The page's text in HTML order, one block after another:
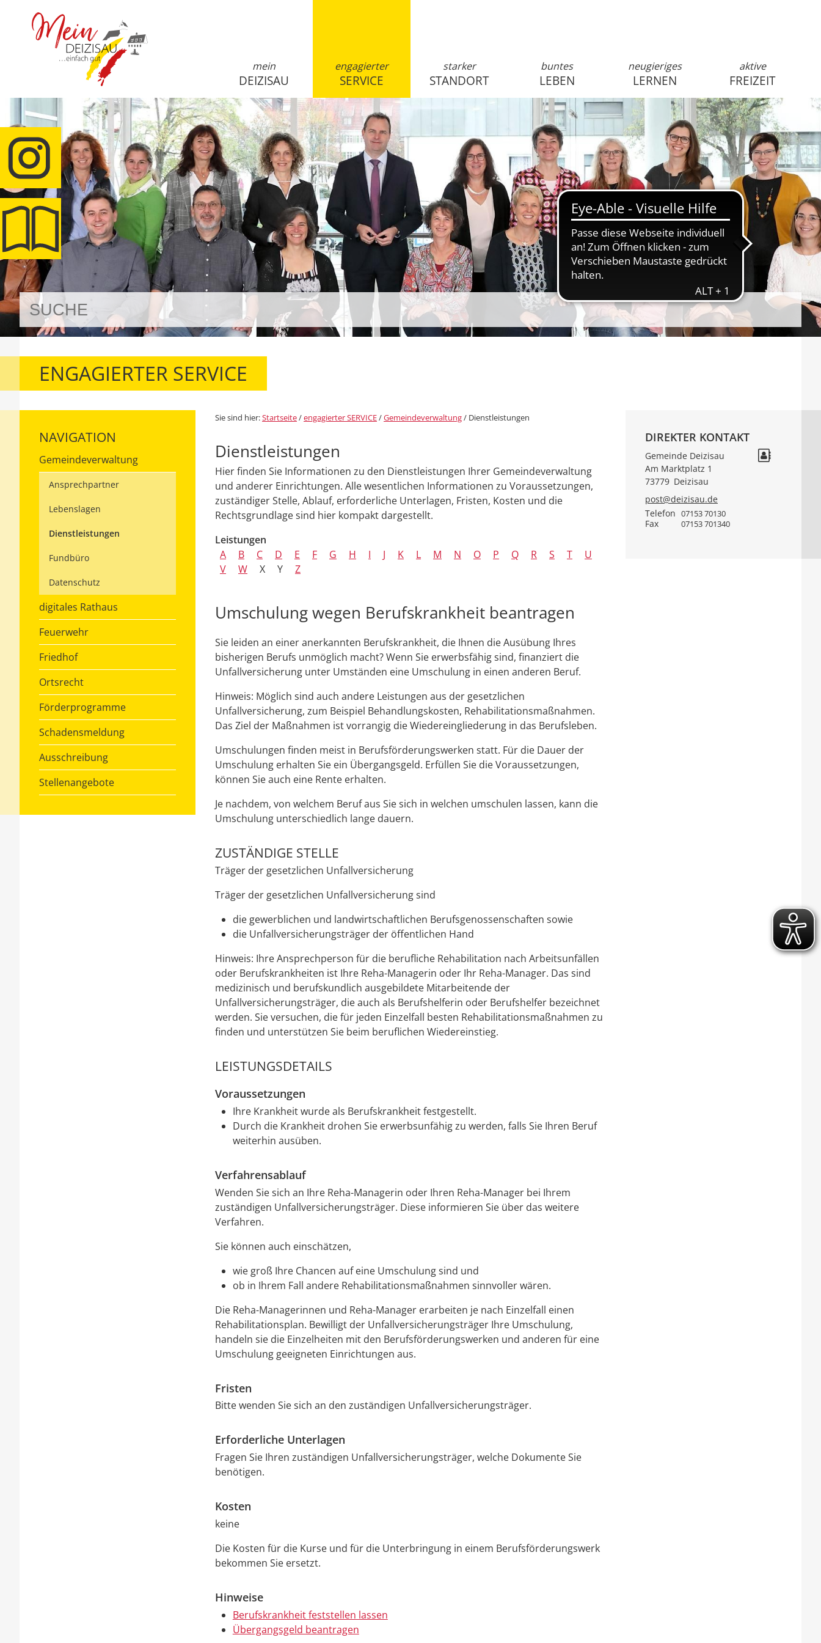
anmelden
mein
DEIZISAU
engagierter
SERVICE
starker
STANDORT
buntes
LEBEN
neugieriges
LERNEN
aktive
FREIZEIT
ENGAGIERTER SERVICE
NAVIGATION
Gemeindeverwaltung
Ansprechpartner
Lebenslagen
Dienstleistungen
Fundbüro
Datenschutz
digitales Rathaus
Feuerwehr
Friedhof
Ortsrecht
Förderprogramme
Schadensmeldung
Ausschreibung
Stellenangebote
Sie sind hier:Startseite/engagierter SERVICE/Gemeindeverwaltung/ Dienstleistungen
Dienstleistungen
Hier finden Sie Informationen zu den Dienstleistungen Ihrer Gemeindeverwaltung
und anderer Einrichtungen. Alle wesentlichen Informationen zu Voraussetzungen,
zuständiger Stelle, Ablauf, erforderliche Unterlagen, Fristen, Kosten und die
Rechtsgrundlage sind hier kompakt dargestellt.
Leistungen
A
B C D E F G H I J K L M N O P Q R S T
U
V
W X Y Z
Umschulung wegen Berufskrankheit beantragen
Sie leiden an einer anerkannten Berufskrankheit, die Ihnen die Ausübung Ihres
bisherigen Berufs unmöglich macht? Wenn Sie erwerbsfähig sind, finanziert die
Unfallversicherung unter Umständen eine Umschulung in einen anderen Beruf.
Hinweis: Möglich sind auch andere Leistungen aus der gesetzlichen
Unfallversicherung, zum Beispiel Behandlungskosten, Rehabilitationsmaßnahmen.
Das Ziel der Maßnahmen ist vorrangig die Wiedereingliederung in das Berufsleben.
Umschulungen finden meist in Berufsförderungswerken statt. Für die Dauer der
Umschulung erhalten Sie ein Übergangsgeld. Erfüllen Sie die Voraussetzungen,
können Sie auch eine Rente erhalten.
Je nachdem, von welchem Beruf aus Sie sich in welchen umschulen lassen, kann die
Umschulung unterschiedlich lange dauern.
ZUSTÄNDIGE STELLE
Träger der gesetzlichen Unfallversicherung
Träger der gesetzlichen Unfallversicherung sind
die gewerblichen und landwirtschaftlichen Berufsgenossenschaften sowie
die Unfallversicherungsträger der öffentlichen Hand
Hinweis: Ihre Ansprechperson für die berufliche Rehabilitation nach Arbeitsunfällen
oder Berufskrankheiten ist Ihre Reha-Managerin oder Ihr Reha-Manager. Das sind
medizinisch und berufskundlich ausgebildete Mitarbeitende der
Unfallversicherungsträger, die auch als Berufshelferin oder Berufshelfer bezeichnet
werden. Sie versuchen, die für jeden Einzelfall besten Rehabilitationsmaßnahmen zu
finden und unterstützen Sie beim beruflichen Wiedereinstieg.
LEISTUNGSDETAILS
Voraussetzungen
Ihre Krankheit wurde als Berufskrankheit festgestellt.
Durch die Krankheit drohen Sie erwerbsunfähig zu werden, falls Sie Ihren Beruf
weiterhin ausüben.
Verfahrensablauf
Wenden Sie sich an Ihre Reha-Managerin oder Ihren Reha-Manager bei Ihrem
zuständigen Unfallversicherungsträger. Diese informieren Sie über das weitere
Verfahren.
Sie können auch einschätzen,
wie groß Ihre Chancen auf eine Umschulung sind und
ob in Ihrem Fall andere Rehabilitationsmaßnahmen sinnvoller wären.
Die Reha-Managerinnen und Reha-Manager erarbeiten je nach Einzelfall einen
Rehabilitationsplan. Bewilligt der Unfallversicherungsträger Ihre Umschulung,
handeln sie die Einzelheiten mit den Berufsförderungswerken und anderen für eine
Umschulung geeigneten Einrichtungen aus.
Fristen
Bitte wenden Sie sich an den zuständigen Unfallversicherungsträger.
Erforderliche Unterlagen
Fragen Sie Ihren zuständigen Unfallversicherungsträger, welche Dokumente Sie
benötigen.
Kosten
keine
Die Kosten für die Kurse und für die Unterbringung in einem Berufsförderungswerk
bekommen Sie ersetzt.
Hinweise
Berufskrankheit feststellen lassen
Übergangsgeld beantragen
DIREKTER KONTAKT
Gemeinde Deizisau
Am Marktplatz 1
73779 Deizisau
post@deizisau.de
Telefon 07153 70130
Fax 07153 701340